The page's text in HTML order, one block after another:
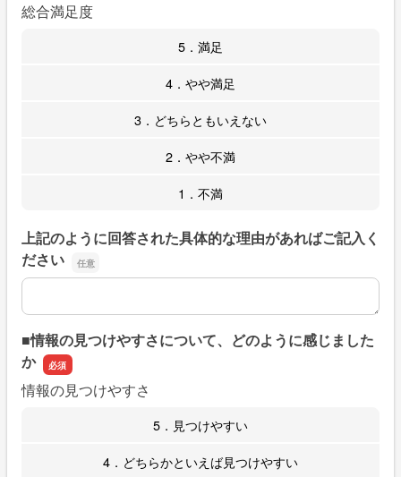
総合満足度
5．満足
4．やや満足
3．どちらともいえない
2．やや不満
1．不満
上記のように回答された具体的な理由があればご記入く
ださい
上記のように回答された具体的な理由があればご記入くだ
■情報の見つけやすさについて、どのように感じました
か
情報の見つけやすさ
5．見つけやすい
4．どちらかといえば見つけやすい